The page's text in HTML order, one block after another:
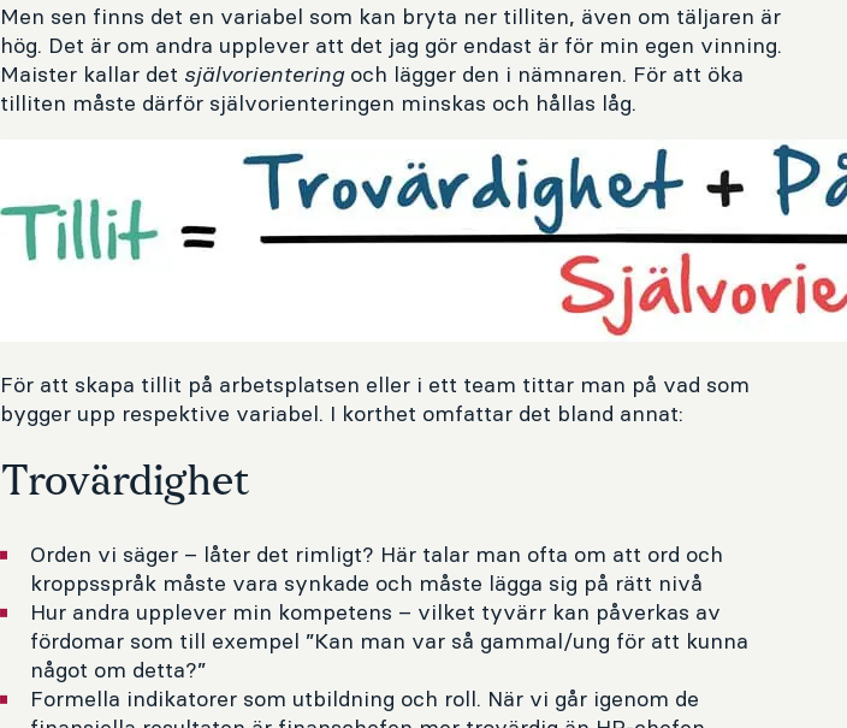
Men sen finns det en variabel som kan bryta ner tilliten, även om täljaren är
hög. Det är om andra upplever att det jag gör endast är för min egen vinning.
Maister kallar det självorienteringoch lägger den i nämnaren. För att öka
tilliten måste därför självorienteringen minskas och hållas låg.
För att skapa tillit på arbetsplatsen eller i ett team tittar man på vad som
bygger upp respektive variabel. I korthet omfattar det bland annat:
Trovärdighet
Orden vi säger – låter det rimligt? Här talar man ofta om att ord och
kroppsspråk måste vara synkade och måste lägga sig på rätt nivå
Hur andra upplever min kompetens – vilket tyvärr kan påverkas av
fördomar som till exempel ”Kan man var så gammal/ung för att kunna
något om detta?”
Formella indikatorer som utbildning och roll. När vi går igenom de